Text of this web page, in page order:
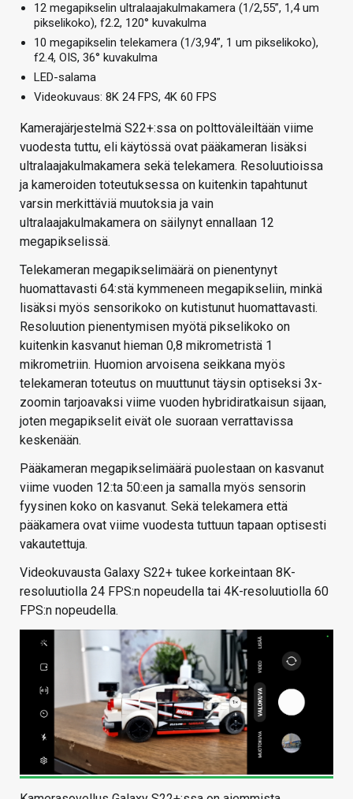
12 megapikselin ultralaajakulmakamera (1/2,55”, 1,4 um
pikselikoko), f2.2, 120° kuvakulma
10 megapikselin telekamera (1/3,94”, 1 um pikselikoko),
f2.4, OIS, 36° kuvakulma
LED-salama
Videokuvaus: 8K 24 FPS, 4K 60 FPS
Kamerajärjestelmä S22+:ssa on polttoväleiltään viime
vuodesta tuttu, eli käytössä ovat pääkameran lisäksi
ultralaajakulmakamera sekä telekamera. Resoluutioissa
ja kameroiden toteutuksessa on kuitenkin tapahtunut
varsin merkittäviä muutoksia ja vain
ultralaajakulmakamera on säilynyt ennallaan 12
megapikselissä.
Telekameran megapikselimäärä on pienentynyt
huomattavasti 64:stä kymmeneen megapikseliin, minkä
lisäksi myös sensorikoko on kutistunut huomattavasti.
Resoluution pienentymisen myötä pikselikoko on
kuitenkin kasvanut hieman 0,8 mikrometristä 1
mikrometriin. Huomion arvoisena seikkana myös
telekameran toteutus on muuttunut täysin optiseksi 3x-
zoomin tarjoavaksi viime vuoden hybridiratkaisun sijaan,
joten megapikselit eivät ole suoraan verrattavissa
keskenään.
Pääkameran megapikselimäärä puolestaan on kasvanut
viime vuoden 12:ta 50:een ja samalla myös sensorin
fyysinen koko on kasvanut. Sekä telekamera että
pääkamera ovat viime vuodesta tuttuun tapaan optisesti
vakautettuja.
Videokuvausta Galaxy S22+ tukee korkeintaan 8K-
resoluutiolla 24 FPS:n nopeudella tai 4K-resoluutiolla 60
FPS:n nopeudella.